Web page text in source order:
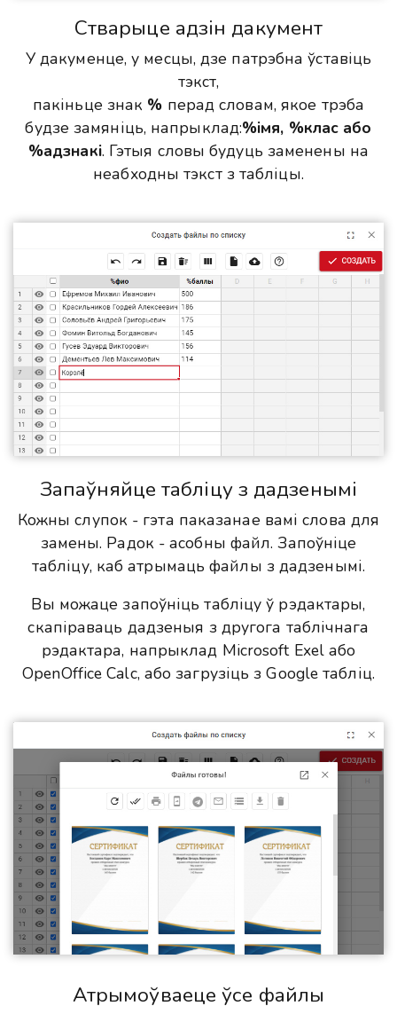
Стварыце адзін дакумент
У дакуменце, у месцы, дзе патрэбна ўставіць
тэкст,
пакіньце знак % перад словам, якое трэба
будзе замяніць, напрыклад:%імя, %клас або
%адзнакі. Гэтыя словы будуць заменены на
неабходны тэкст з табліцы.
Запаўняйце табліцу з дадзенымі
Кожны слупок - гэта паказанае вамі слова для
замены. Радок - асобны файл. Запоўніце
табліцу, каб атрымаць файлы з дадзенымі.
Вы можаце запоўніць табліцу ў рэдактары,
скапіраваць дадзеныя з другога таблічнага
рэдактара, напрыклад Microsoft Exel або
OpenOffice Calc, або загрузіць з Google табліц.
Атрымоўваеце ўсе файлы